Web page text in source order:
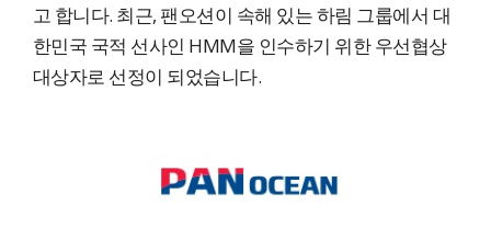
고 합니다. 최근, 팬오션이 속해 있는 하림 그룹에서 대
한민국 국적 선사인 HMM을 인수하기 위한 우선협상
대상자로 선정이 되었습니다.